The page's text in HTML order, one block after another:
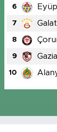
6
7
8
9
10